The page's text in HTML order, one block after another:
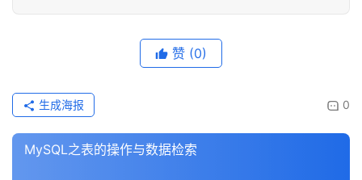
赞 (0)
0
生成海报
MySQL之表的操作与数据检索